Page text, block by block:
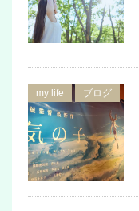
my life ブログ